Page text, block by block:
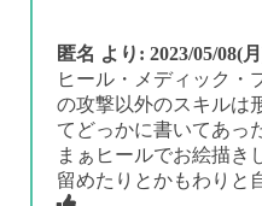
匿名 より: 2023/05/08(
ヒール・メディック・
の攻撃以外のスキルは
てどっかに書いてあっ
まぁヒールでお絵描き
留めたりとかもわりと